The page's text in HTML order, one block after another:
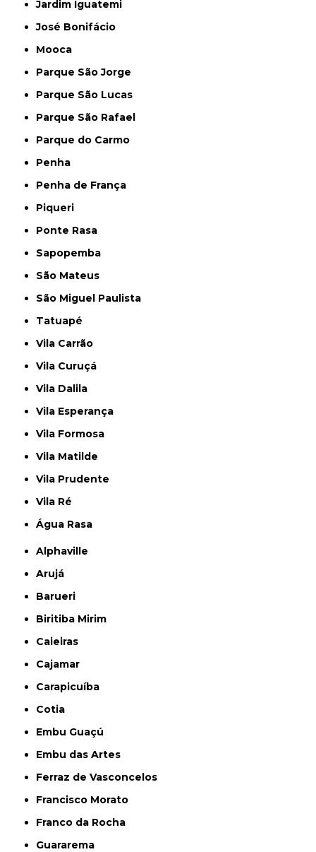
Jardim Iguatemi
José Bonifácio
Mooca
Parque São Jorge
Parque São Lucas
Parque São Rafael
Parque do Carmo
Penha
Penha de França
Piqueri
Ponte Rasa
Sapopemba
São Mateus
São Miguel Paulista
Tatuapé
Vila Carrão
Vila Curuçá
Vila Dalila
Vila Esperança
Vila Formosa
Vila Matilde
Vila Prudente
Vila Ré
Água Rasa
Alphaville
Arujá
Barueri
Biritiba Mirim
Caieiras
Cajamar
Carapicuíba
Cotia
Embu Guaçú
Embu das Artes
Ferraz de Vasconcelos
Francisco Morato
Franco da Rocha
Guararema